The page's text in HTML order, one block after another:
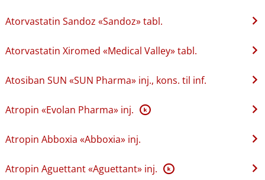
Atorvastatin Sandoz «Sandoz» tabl.
Atorvastatin Xiromed «Medical Valley» tabl.
Atosiban SUN «SUN Pharma» inj., kons. til inf.
Atropin «Evolan Pharma» inj. K
Atropin Abboxia «Abboxia» inj.
Atropin Aguettant «Aguettant» inj. K